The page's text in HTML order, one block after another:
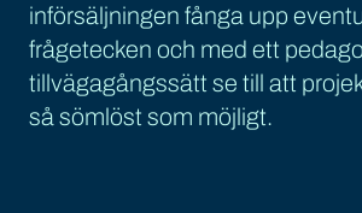
införsäljningen fånga upp
frågetecken och med ett
tillvägagångssätt se till att
så sömlöst som möjligt.